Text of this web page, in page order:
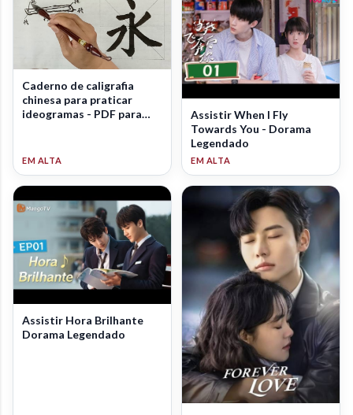
Caderno de caligrafia
chinesa para praticar
ideogramas - PDF para
Assistir When I Fly
Towards You - Dorama
Legendado
Assistir Hora Brilhante
Dorama Legendado